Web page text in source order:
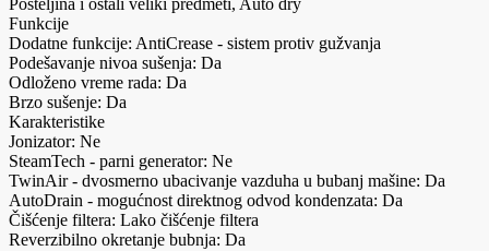
Funkcije
Dodatne funkcije: AntiCrease - sistem protiv gužvanja
Podešavanje nivoa sušenja: Da
Odloženo vreme rada: Da
Brzo sušenje: Da
Karakteristike
Jonizator: Ne
SteamTech - parni generator: Ne
TwinAir - dvosmerno ubacivanje vazduha u bubanj mašine: Da
AutoDrain - mogućnost direktnog odvod kondenzata: Da
Čišćenje filtera: Lako čišćenje filtera
Reverzibilno okretanje bubnja: Da